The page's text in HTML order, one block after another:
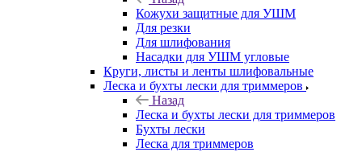
Кожухи защитные для УШМ
Для резки
Для шлифования
Насадки для УШМ угловые
Круги, листы и ленты шлифовальные
Леска и бухты лески для триммеров
Назад
Леска и бухты лески для триммеров
Бухты лески
Леска для триммеров